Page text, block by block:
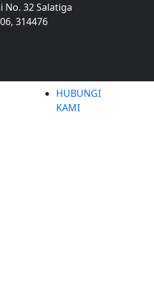
No. 32 Salatiga
314476
HUBUNGI
KAMI